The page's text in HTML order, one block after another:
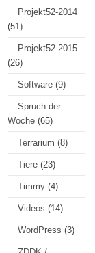
Projekt52-2014
(51)
Projekt52-2015
(26)
Software (9)
Spruch der
Woche (65)
Terrarium (8)
Tiere (23)
Timmy (4)
Videos (14)
WordPress (3)